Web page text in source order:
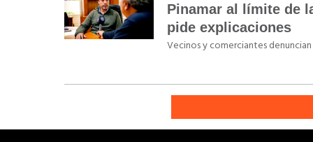
Pinamar al límite de
pide explicaciones
Vecinos y comerciantes